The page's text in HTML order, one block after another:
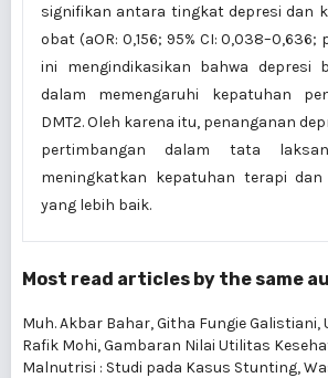
signifikan antara tingkat depresi dan
obat (aOR: 0,156; 95% CI: 0,038–0,636;
ini mengindikasikan bahwa depresi
dalam memengaruhi kepatuhan
DMT2. Oleh karena itu, penanganan
pertimbangan dalam tata
meningkatkan kepatuhan terapi
yang lebih baik.
Most read articles by the same
Muh. Akbar Bahar, Githa Fungie Galistiani,
Rafik Mohi,Gambaran Nilai Utilitas
Malnutrisi : Studi pada Kasus Stunting,